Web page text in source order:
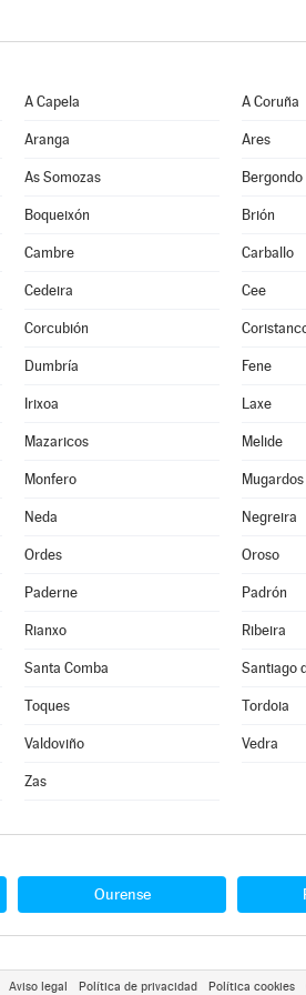
A Capela A Coruña
Aranga Ares
As Somozas Bergondo
Boqueixón Brión
Cambre Carballo
Cedeira Cee
Corcubión
Dumbría Fene
Irixoa Laxe
Mazaricos Melide
Monfero Mugardos
Neda Negreira
Ordes Oroso
Paderne Padrón
Rianxo Ribeira
Santa Comba Santiago
Toques Tordoia
Valdoviño Vedra
Zas
Ourense
Aviso legal Política de privacidad Política cookies